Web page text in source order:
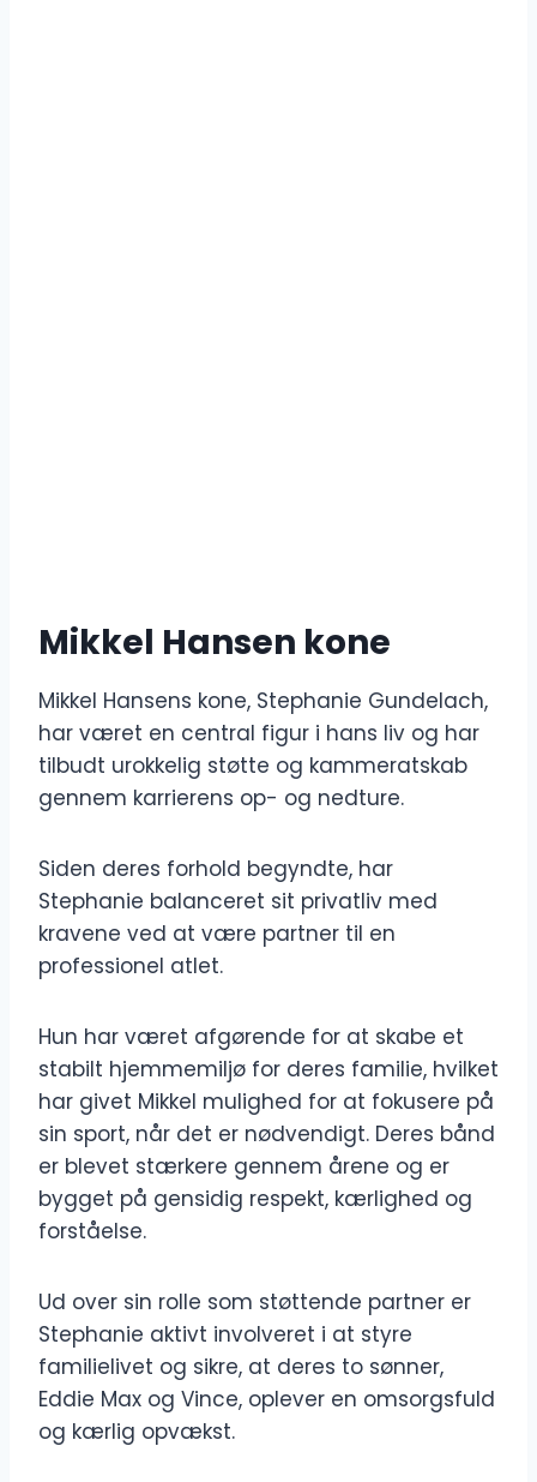
Mikkel Hansen kone
Mikkel Hansens kone, Stephanie Gundelach,
har været en central figur i hans liv og har
tilbudt urokkelig støtte og kammeratskab
gennem karrierens op- og nedture.
Siden deres forhold begyndte, har
Stephanie balanceret sit privatliv med
kravene ved at være partner til en
professionel atlet.
Hun har været afgørende for at skabe et
stabilt hjemmemiljø for deres familie, hvilket
har givet Mikkel mulighed for at fokusere på
sin sport, når det er nødvendigt. Deres bånd
er blevet stærkere gennem årene og er
bygget på gensidig respekt, kærlighed og
forståelse.
Ud over sin rolle som støttende partner er
Stephanie aktivt involveret i at styre
familielivet og sikre, at deres to sønner,
Eddie Max og Vince, oplever en omsorgsfuld
og kærlig opvækst.